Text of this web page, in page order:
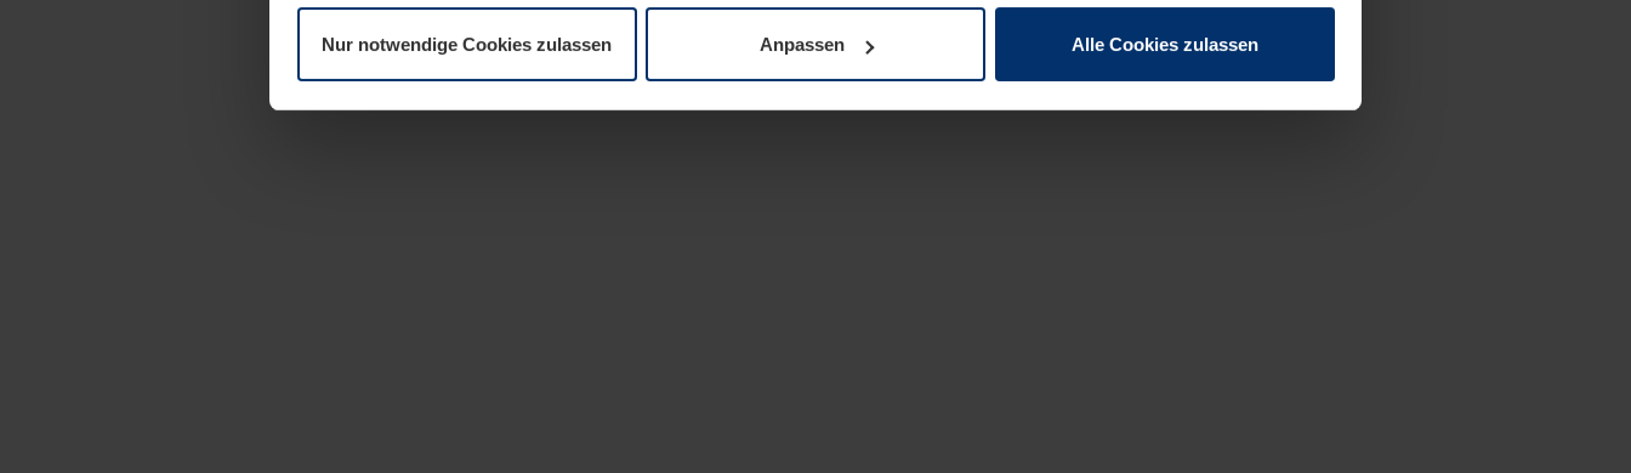
Nur notwendige Cookies zulassen Anpassen Alle Cookies zulassen